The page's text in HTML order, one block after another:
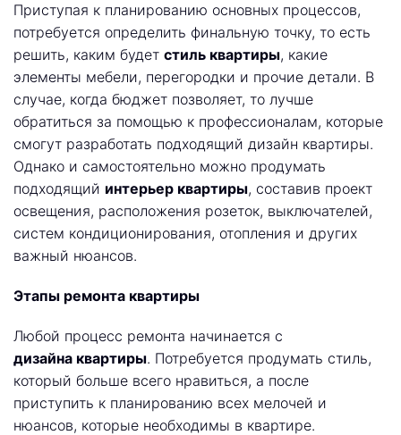
Приступая к планированию основных процессов,
потребуется определить финальную точку, то есть
решить, каким будет стиль квартиры, какие
элементы мебели, перегородки и прочие детали. В
случае, когда бюджет позволяет, то лучше
обратиться за помощью к профессионалам, которые
смогут разработать подходящий дизайн квартиры.
Однако и самостоятельно можно продумать
подходящий интерьер квартиры, составив проект
освещения, расположения розеток, выключателей,
систем кондиционирования, отопления и других
важный нюансов.
Этапы ремонта квартиры
Любой процесс ремонта начинается с
дизайна квартиры. Потребуется продумать стиль,
который больше всего нравиться, а после
приступить к планированию всех мелочей и
нюансов, которые необходимы в квартире.